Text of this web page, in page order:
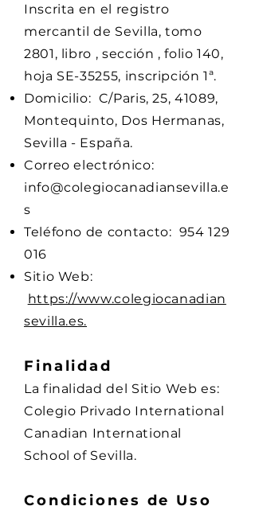
Inscrita en el registro
mercantil de Sevilla, tomo
2801, libro , sección , folio 140,
hoja SE-35255, inscripción 1ª.
Domicilio: C/Paris, 25, 41089,
Montequinto, Dos Hermanas,
Sevilla - España.
Correo electrónico:
info@colegiocanadiansevilla.e
s
Teléfono de contacto: 954 129
016
Sitio Web:
https://www.colegiocanadian
sevilla.es.
Finalidad
La finalidad del Sitio Web es:
Colegio Privado International
Canadian International
School of Sevilla.
Condiciones de Uso